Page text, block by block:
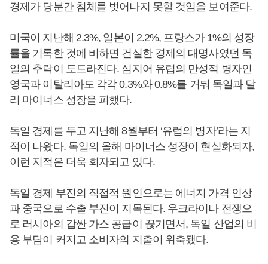
경제가 당분간 침체를 벗어나지 못할 것임을 보여준다.
미국이 지난해 2.3%, 일본이 2.2%, 프랑스가 1%의 성장
률을 기록한 것에 비하면 건실한 경제의 대명사였던 독
일의 추락이 도드라진다. 심지어 유럽의 만성적 병자인
영국과 이탈리아도 각각 0.3%와 0.8%를 거둬 독일과 달
리 마이너스 성장을 피했다.
독일 경제를 두고 지난해 8월부터 ‘유럽의 병자’라는 지
적이 나왔다. 독일의 올해 마이너스 성장이 현실화되자,
이런 지적은 더욱 회자되고 있다.
독일 경제 부진의 직접적 원인으로는 에너지 가격 인상
과 중국으로 수출 부진이 지목된다. 우크라이나 전쟁으
로 러시아의 갑싼 가스 공급이 끊기면서, 독일 산업의 비
용 부담이 커지고 소비자의 지출이 위축됐다.